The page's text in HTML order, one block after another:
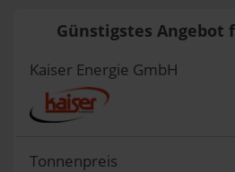
Günstigstes Angebot
Kaiser Energie GmbH
Tonnenpreis